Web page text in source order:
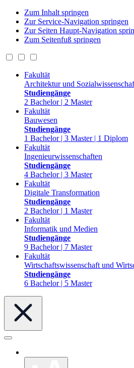
Zum Inhalt springen
Zur Service-Navigation springen
Zur Seiten Haupt-Navigation
Zum Seitenfuß springen
Fakultät
Architektur und
Studiengänge
2 Bachelor | 2 Master
Fakultät
Bauwesen
Studiengänge
1 Bachelor | 3 Master | 1 Diplom
Fakultät
Ingenieurwissenschaften
Studiengänge
4 Bachelor | 3 Master
Fakultät
Digitale Transformation
Studiengänge
2 Bachelor | 1 Master
Fakultät
Informatik und Medien
Studiengänge
9 Bachelor | 7 Master
Fakultät
Wirtschaftswissenschaft und
Studiengänge
6 Bachelor | 5 Master